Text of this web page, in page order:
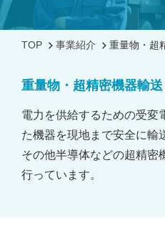
安全・品質への取り組み
施工事例
安全・品質への取り組み
社会貢献への取り組み
TOP 事業紹介 重量物・超
重量物・超精密機器輸送
電力を供給するための受変
た機器を現地まで安全に輸
その他半導体などの超精密
行っています。